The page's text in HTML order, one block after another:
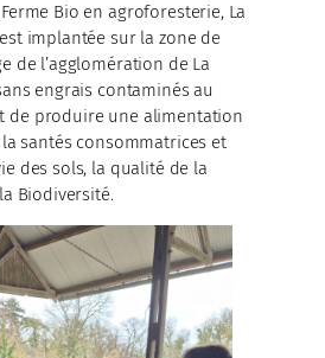
Bio en agroforesterie, La
implantée sur la zone de
de l’agglomération de La
engrais contaminés au
de produire une alimentation
santés consommatrices et
des sols, la qualité de la
Biodiversité.